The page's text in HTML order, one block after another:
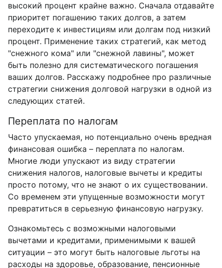
высокий процент крайне важно. Сначала отдавайте
приоритет погашению таких долгов, а затем
переходите к инвестициям или долгам под низкий
процент. Применение таких стратегий, как метод
"снежного кома" или "снежной лавины", может
быть полезно для систематического погашения
ваших долгов. Расскажу подробнее про различные
стратегии снижения долговой нагрузки в одной из
следующих статей.
Переплата по налогам
Часто упускаемая, но потенциально очень вредная
финансовая ошибка – переплата по налогам.
Многие люди упускают из виду стратегии
снижения налогов, налоговые вычеты и кредиты
просто потому, что не знают о их существовании.
Со временем эти упущенные возможности могут
превратиться в серьезную финансовую нагрузку.
Ознакомьтесь с возможными налоговыми
вычетами и кредитами, применимыми к вашей
ситуации – это могут быть налоговые льготы на
расходы на здоровье, образование, пенсионные